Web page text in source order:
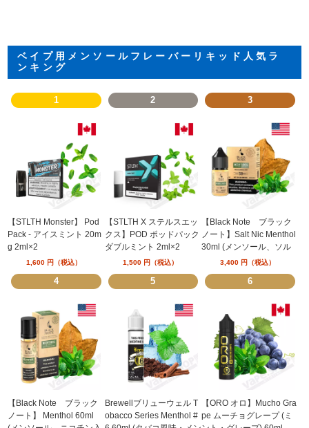
ベイプ用メンソールフレーバーリキッド人気ラ
ンキング
1
【STLTH Monster】 Pod
Pack - アイスミント 20m
g 2ml×2
1,600 円（税込）
2
【STLTH X ステルスエッ
クス】POD ポッドパック
ダブルミント 2ml×2
1,500 円（税込）
3
【Black Note ブラック
ノート】Salt Nic Menthol
30ml (メンソール、ソル
トニコチン)
3,400 円（税込）
4
【Black Note ブラック
ノート】 Menthol 60ml
5
Brewellブリューウェル T
obacco Series Menthol #
6
【ORO オロ】Mucho Gra
pe ムーチョグレープ (ミ